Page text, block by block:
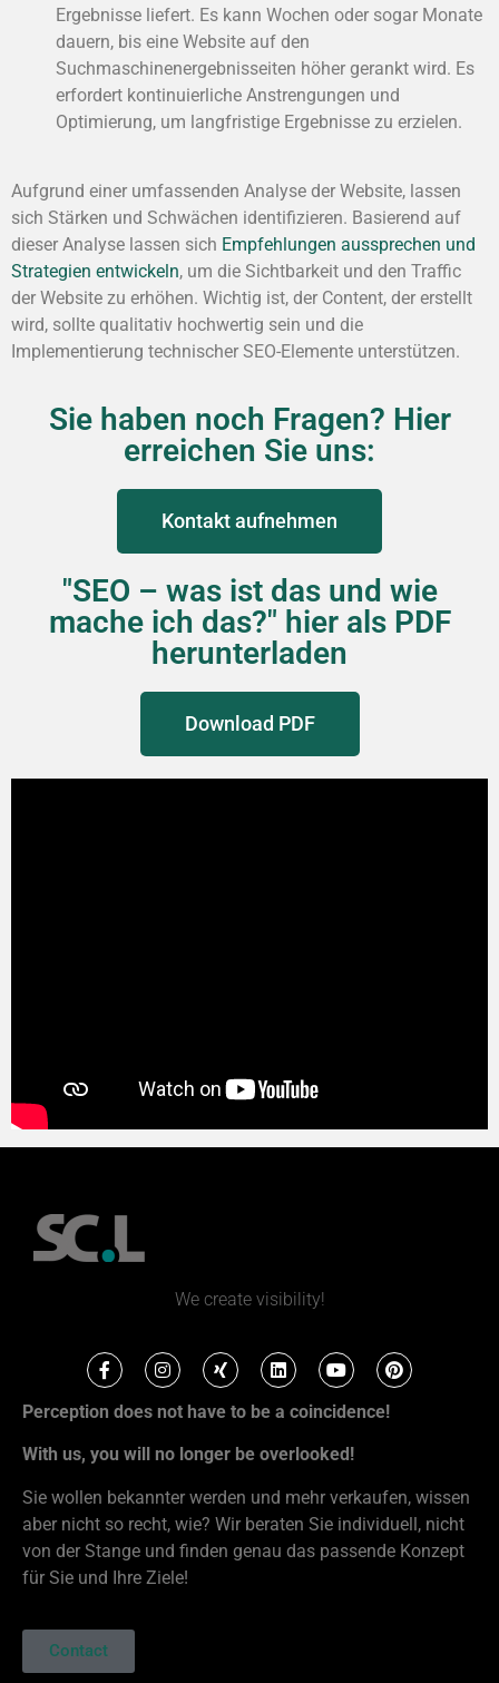
Ergebnisse liefert. Es kann Wochen oder sogar Monate
dauern, bis eine Website auf den
Suchmaschinenergebnisseiten höher gerankt wird. Es
erfordert kontinuierliche Anstrengungen und
Optimierung, um langfristige Ergebnisse zu erzielen.
Aufgrund einer umfassenden Analyse der Website, lassen
sich Stärken und Schwächen identifizieren. Basierend auf
dieser Analyse lassen sich Empfehlungen aussprechen und
Strategien entwickeln, um die Sichtbarkeit und den Traffic
der Website zu erhöhen. Wichtig ist, der Content, der erstellt
wird, sollte qualitativ hochwertig sein und die
Implementierung technischer SEO-Elemente unterstützen.
Sie haben noch Fragen? Hier
erreichen Sie uns:
Kontakt aufnehmen
"SEO – was ist das und wie
mache ich das?" hier als PDF
herunterladen
Download PDF
We create visibility!
Perception does not have to be a coincidence!
With us, you will no longer be overlooked!
Sie wollen bekannter werden und mehr verkaufen, wissen
aber nicht so recht, wie? Wir beraten Sie individuell, nicht
von der Stange und finden genau das passende Konzept
für Sie und Ihre Ziele!
Contact